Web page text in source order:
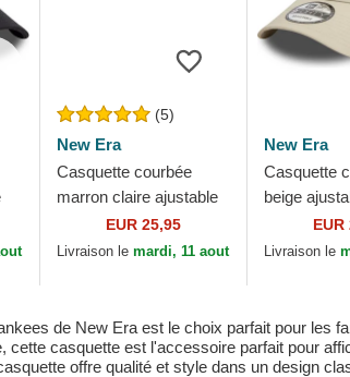
(5)
New Era
Casquette courbée
marron claire ajustable
avec logo marron
9FORTY Outline New
EUR 25,95
Livraison lemardi, 11 aout
New Era
Casquette
beige
logo noir
Outline New
EUR
Livraison le
de New Era est le choix parfait pour les
casquette est l'accessoire parfait pour
offre qualité et style dans un design